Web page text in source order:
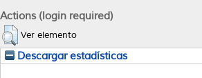
Actions (login required)
Ver elemento
Descargar estadísticas